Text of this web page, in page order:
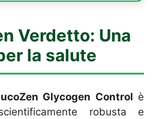
Verdetto: Una
la salute
Glycogen Control è
robusta e